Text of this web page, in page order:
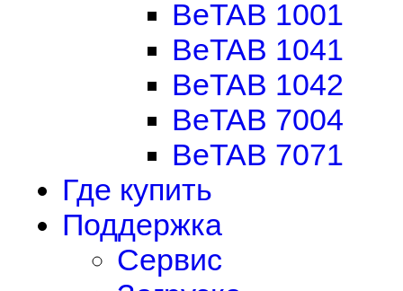
BeTAB 1001
BeTAB 1041
BeTAB 1042
BeTAB 7004
BeTAB 7071
Где купить
Поддержка
Сервис